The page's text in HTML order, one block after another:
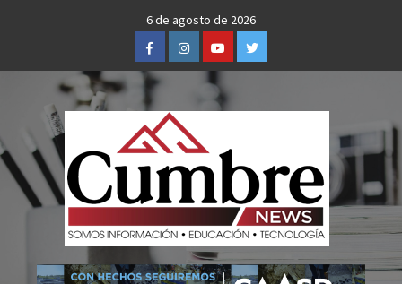
6 de agosto de 2026
FacebookInstagramYoutubeTwitter